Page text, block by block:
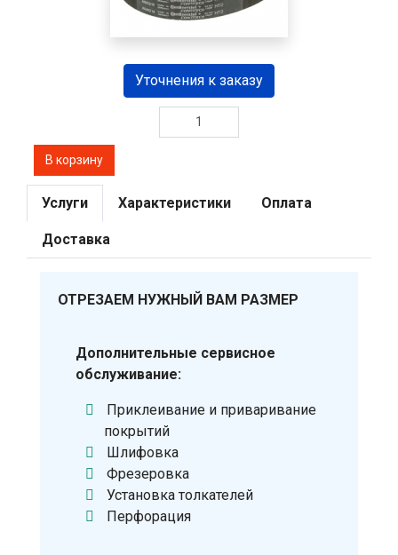
Уточнения к заказу
Услуги Характеристики Оплата
Доставка
ОТРЕЗАЕМ НУЖНЫЙ ВАМ РАЗМЕР
Дополнительные сервисное
обслуживание:
Приклеивание и приваривание
покрытий
Шлифовка
Фрезеровка
Установка толкателей
Перфорация